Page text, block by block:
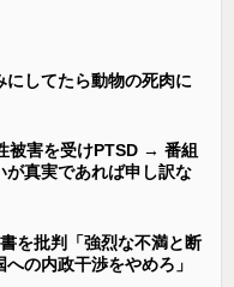
にしてたら動物の死肉に
被害を受けPTSD → 番組
が真実であれば申し訳な
を批判「強烈な不満と断
の内政干渉をやめろ」